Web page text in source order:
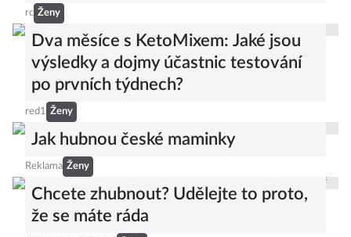
rc Ženy
Dva měsíce s KetoMixem: Jaké jsou
výsledky a dojmy účastnic testování
po prvních týdnech?
red1 Ženy
Jak hubnou české maminky
Reklama Ženy
Chcete zhubnout? Udělejte to proto,
že se máte ráda